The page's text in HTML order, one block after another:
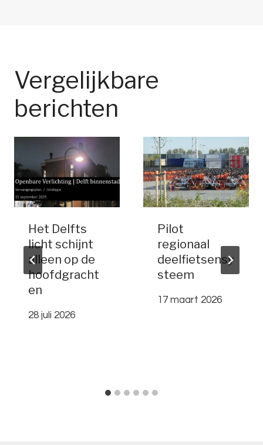
Vergelijkbare
berichten
Het Delfts
licht schijnt
alleen op de
hoofdgracht
en
28 juli 2026
Pilot
regionaal
deelfietsensy
steem
17 maart 2026